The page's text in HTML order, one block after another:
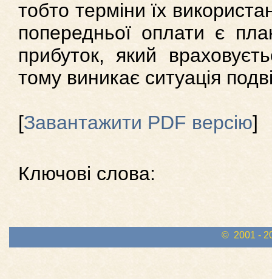
тобто терміни їх
попередньої оплати є
прибуток, який
тому виникає ситуація
[Завантажити PDF версію]
Ключові слова:
© 2001 -